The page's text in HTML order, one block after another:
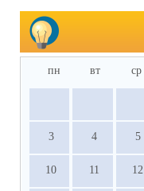
пн вт ср
3 4 5
10 11 12